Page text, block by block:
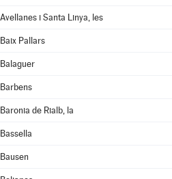
Avellanes i Santa Linya, les
Baix Pallars
Balaguer
Barbens
Baronia de Rialb, la
Bassella
Bausen